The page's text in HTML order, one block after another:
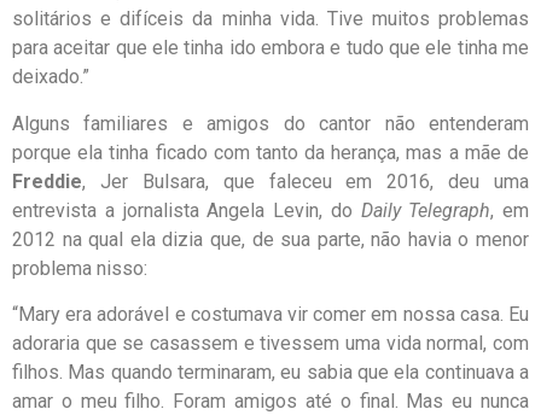
solitários e difíceis da minha vida. Tive muitos problemas
para aceitar que ele tinha ido embora e tudo que ele tinha me
deixado.”
Alguns familiares e amigos do cantor não entenderam
porque ela tinha ficado com tanto da herança, mas a mãe de
Freddie, Jer Bulsara, que faleceu em 2016, deu uma
entrevista a jornalista Angela Levin, do Daily Telegraph, em
2012 na qual ela dizia que, de sua parte, não havia o menor
problema nisso:
“Mary era adorável e costumava vir comer em nossa casa. Eu
adoraria que se casassem e tivessem uma vida normal, com
filhos. Mas quando terminaram, eu sabia que ela continuava a
amar o meu filho. Foram amigos até o final. Mas eu nunca